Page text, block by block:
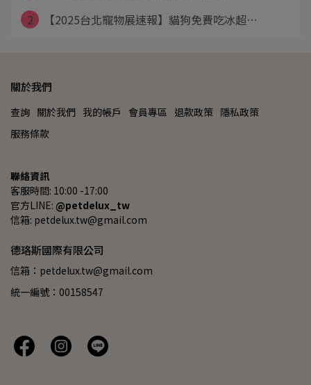
2
【2025台北寵物展速報】貓狗免費吃冰超⋯
關於我們
查詢 關於我們 我的帳戶 會員專區 退款政策 隱私政策
服務條款
聯絡資訊
客服時間: 10:00 -17:00
官方LINE: @petdelux_tw
信箱: petdelux.tw@gmail.com
德珞斯國際有限公司
信箱：petdelux.tw@gmail.com
統一編號：00158547